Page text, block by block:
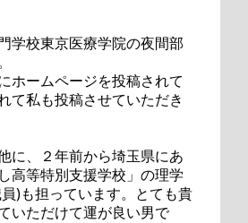
学校東京医療学院の夜間部
ホームページを投稿されて
て私も投稿させていただき
に、２年前から埼玉県にあ
高等特別支援学校」の理学
)も担っています。とても貴
いただけて運が良い男で